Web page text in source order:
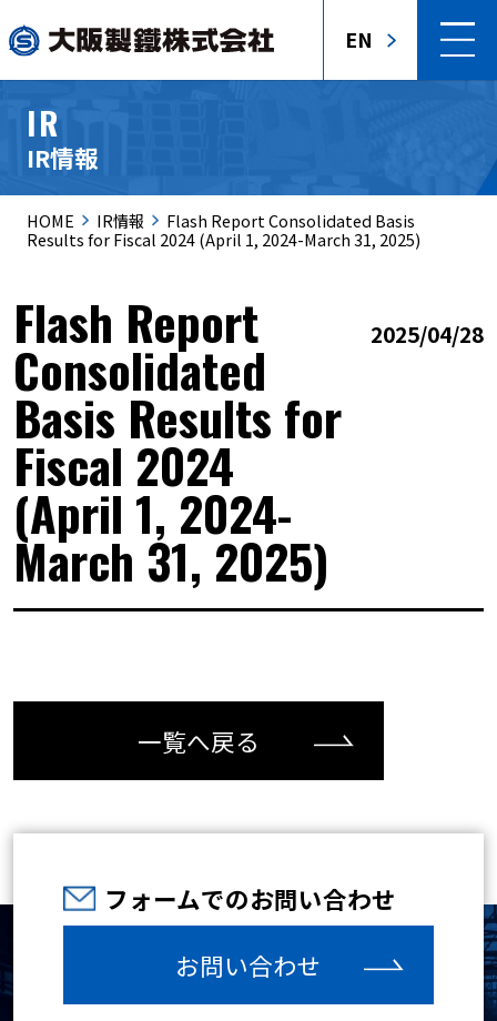
EN
IR
IR情報
HOME IR情報
Flash Report Consolidated Basis
Results for Fiscal 2024 (April 1, 2024-March 31, 2025)
Flash Report
Consolidated
Basis Results for
Fiscal 2024
(April 1, 2024-
March 31, 2025)
2025/04/28
一覧へ戻る
フォームでのお問い合わせ
お問い合わせ